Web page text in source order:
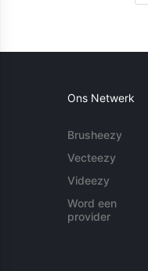
Ons Netwerk
Brusheezy
Vecteezy
Videezy
Word een
provider